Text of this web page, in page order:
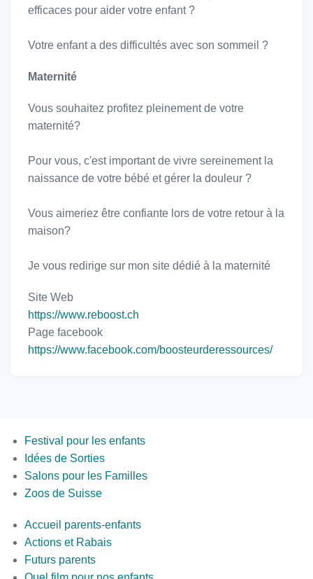
efficaces pour aider votre enfant ?
Votre enfant a des difficultés avec son sommeil ?
Maternité
Vous souhaitez profitez pleinement de votre
maternité?
Pour vous, c'est important de vivre sereinement la
naissance de votre bébé et gérer la douleur ?
Vous aimeriez être confiante lors de votre retour à la
maison?
Je vous redirige sur mon site dédié à la maternité
Site Web
https://www.reboost.ch
Page facebook
https://www.facebook.com/boosteurderessources/
Menus
Festival pour les enfants
Idées de Sorties
Salons pour les Familles
Zoos de Suisse
Second
Bottom
Accueil parents-enfants
Actions et Rabais
Futurs parents